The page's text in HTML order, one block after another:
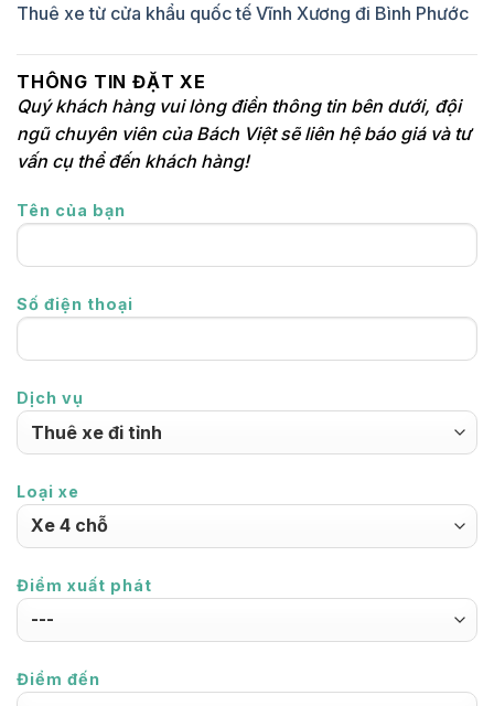
Thuê xe từ cửa khẩu quốc tế Vĩnh Xương đi Bình Phước
THÔNG TIN ĐẶT XE
Quý khách hàng vui lòng điền thông tin bên dưới, đội
ngũ chuyên viên của Bách Việt sẽ liên hệ báo giá và tư
vấn cụ thể đến khách hàng!
Tên của bạn
Số điện thoại
Dịch vụ
Loại xe
Điểm xuất phát
Điểm đến